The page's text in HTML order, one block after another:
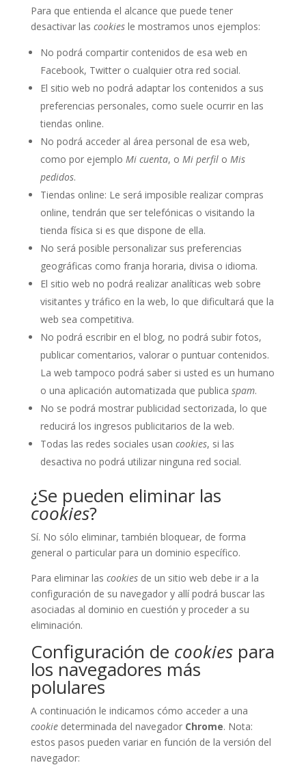
Para que entienda el alcance que puede tener
desactivar las cookiesle mostramos unos ejemplos:
No podrá compartir contenidos de esa web en
Facebook, Twitter o cualquier otra red social.
El sitio web no podrá adaptar los contenidos a sus
preferencias personales, como suele ocurrir en las
tiendas online.
No podrá acceder al área personal de esa web,
como por ejemplo Mi cuenta, o Mi perfilo Mis
pedidos.
Tiendas online: Le será imposible realizar compras
online, tendrán que ser telefónicas o visitando la
tienda física si es que dispone de ella.
No será posible personalizar sus preferencias
geográficas como franja horaria, divisa o idioma.
El sitio web no podrá realizar analíticas web sobre
visitantes y tráfico en la web, lo que dificultará que la
web sea competitiva.
No podrá escribir en el blog, no podrá subir fotos,
publicar comentarios, valorar o puntuar contenidos.
La web tampoco podrá saber si usted es un humano
o una aplicación automatizada que publica spam.
No se podrá mostrar publicidad sectorizada, lo que
reducirá los ingresos publicitarios de la web.
Todas las redes sociales usan cookies, si las
desactiva no podrá utilizar ninguna red social.
¿Se pueden eliminar las
cookies?
Sí. No sólo eliminar, también bloquear, de forma
general o particular para un dominio específico.
Para eliminar las cookiesde un sitio web debe ir a la
configuración de su navegador y allí podrá buscar las
asociadas al dominio en cuestión y proceder a su
eliminación.
Configuración de cookiespara
los navegadores más
polulares
A continuación le indicamos cómo acceder a una
cookiedeterminada del navegador Chrome. Nota:
estos pasos pueden variar en función de la versión del
navegador: